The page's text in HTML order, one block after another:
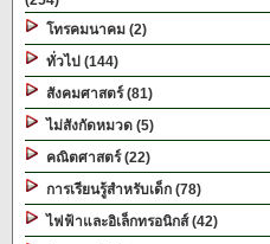
โทรคมนาคม (2)
ทั่วไป (144)
สังคมศาสตร์ (81)
ไม่สังกัดหมวด (5)
คณิตศาสตร์ (22)
การเรียนรู้สำหรับเด็ก (78)
ไฟฟ้าและอิเล็กทรอนิกส์ (42)